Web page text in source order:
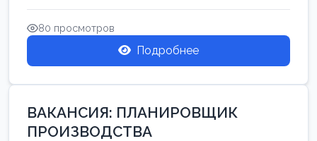
ТОВАРОВ НЕ ТЯЖ...
80 просмотров
Подробнее
ВАКАНСИЯ: ПЛАНИРОВЩИК
ПРОИЗВОДСТВА